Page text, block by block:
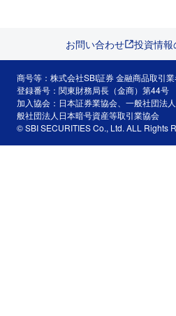
お問い合わせ 投資情
商号等：株式会社SBI証券 金融商品取引
登録番号：関東財務局長（金商）第44号
加入協会：日本証券業協会、一般社団法
般社団法人日本暗号資産等取引業協会
© SBI SECURITIES Co., Ltd. ALL Rights